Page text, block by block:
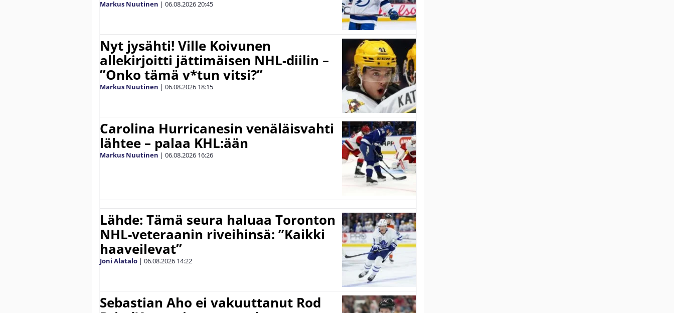
Markus Nuutinen | 06.08.2026 20:45
Nyt jysähti! Ville Koivunen
allekirjoitti jättimäisen NHL-diilin –
”Onko tämä v*tun vitsi?”
Markus Nuutinen | 06.08.2026 18:15
Carolina Hurricanesin venäläisvahti
lähtee – palaa KHL:ään
Markus Nuutinen | 06.08.2026 16:26
Lähde: Tämä seura haluaa Toronton
NHL-veteraanin riveihinsä: ”Kaikki
haaveilevat”
Joni Alatalo | 06.08.2026 14:22
Sebastian Aho ei vakuuttanut Rod